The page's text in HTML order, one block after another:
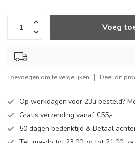
Voeg
Toevoegen om te vergelijken Deel dit
Op werkdagen voor 23u besteld?
Gratis verzending vanaf €55,-
50 dagen bedenktijd & Betaal